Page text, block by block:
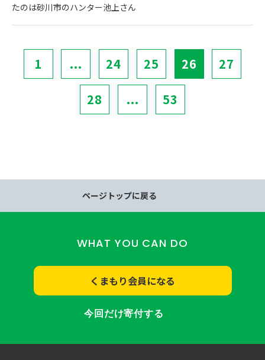
たのは砂川市のハンター池上さん
1 ... 24 25 26 27
28 ... 53
ページトップに戻る
WHAT YOU CAN DO
くまもり会員になる
今回だけ寄付する